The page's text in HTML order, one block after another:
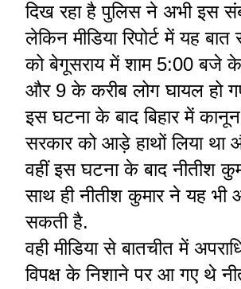
दिख रहा है पुलिस ने अभी इस
लेकिन मीडिया रिपोर्ट में यह
को बेगूसराय में शाम 5:00 बजे के
और 9 के करीब लोग घायल हो
इस घटना के बाद बिहार में
सरकार को आड़े हाथों लिया था
वहीं इस घटना के बाद नीतीश
साथ ही नीतीश कुमार ने यह भी
सकती है.
वही मीडिया से बातचीत में
विपक्ष के निशाने पर आ गए थे